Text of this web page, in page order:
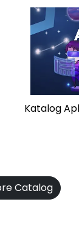
Katalog
Catalog